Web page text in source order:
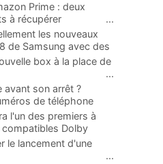
Prime : deux
à récupérer
...
les nouveaux
de Samsung avec des
...
box à la place de
...
avant son arrêt ?
de téléphone
l'un des premiers à
Dolby
le lancement d'une
...